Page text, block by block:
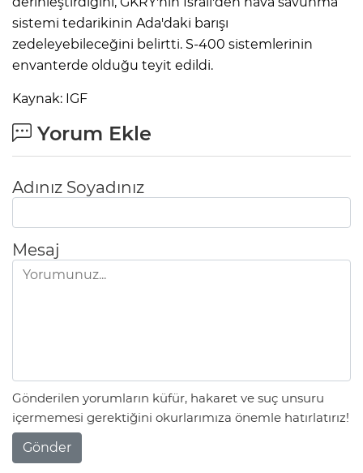
sistemi tedarikinin Ada'daki barışı
zedeleyebileceğini belirtti. S-400 sistemlerinin
envanterde olduğu teyit edildi.
Kaynak: IGF
Yorum Ekle
Adınız Soyadınız
Mesaj
Gönderilen yorumların küfür, hakaret ve suç unsuru
içermemesi gerektiğini okurlarımıza önemle hatırlatırız!
Gönder